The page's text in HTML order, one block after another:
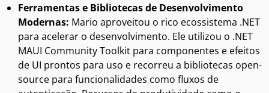
Ferramentas e Bibliotecas de Desenvolvimento
Modernas: Mario aproveitou o rico ecossistema .NET
para acelerar o desenvolvimento. Ele utilizou o .NET
MAUI Community Toolkit para componentes e efeitos
de UI prontos para uso e recorreu a bibliotecas open-
source para funcionalidades como fluxos de